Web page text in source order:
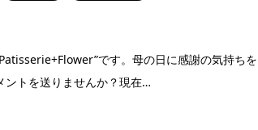
です。母の日に感謝の気持ちを
ントを送りませんか？現在…